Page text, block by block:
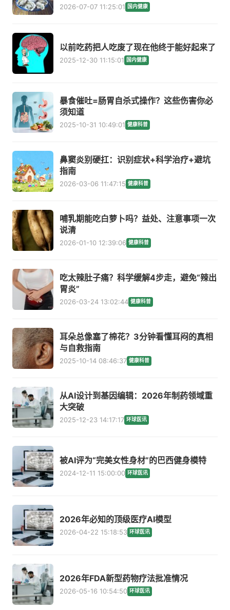
2026-07-07 11:25:01 国内健康
以前吃药把人吃废了现在他终于能好起来了
2025-12-30 11:15:01 国内健康
暴食催吐=肠胃自杀式操作？这些伤害你必
须知道
2025-10-31 10:49:01 健康科普
鼻窦炎别硬扛：识别症状+科学治疗+避坑
指南
2026-03-06 11:47:15 健康科普
哺乳期能吃白萝卜吗？益处、注意事项一次
说清
2026-01-10 12:39:06 健康科普
吃太辣肚子痛？科学缓解4步走，避免“辣出
胃炎”
2026-03-24 13:02:44 健康科普
耳朵总像塞了棉花？3分钟看懂耳闷的真相
与自救指南
2025-10-14 08:46:37 健康科普
从AI设计到基因编辑：2026年制药领域重
大突破
2025-12-23 14:17:17 环球医讯
被AI评为“完美女性身材”的巴西健身模特
2024-12-11 15:00:00 环球医讯
2026年必知的顶级医疗AI模型
2026-04-22 15:18:53 环球医讯
2026年FDA新型药物疗法批准情况
2026-05-16 10:54:50 环球医讯